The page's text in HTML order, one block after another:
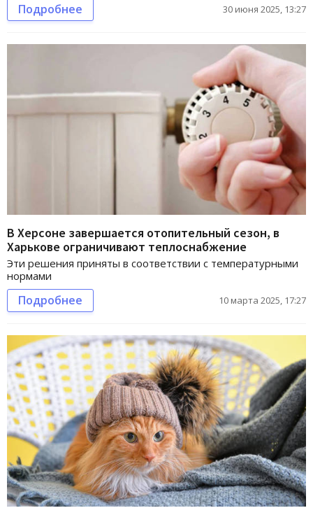
Подробнее 30 июня 2025, 13:27
В Херсоне завершается отопительный сезон, в
Харькове ограничивают теплоснабжение
Эти решения приняты в соответствии с температурными
нормами
Подробнее 10 марта 2025, 17:27